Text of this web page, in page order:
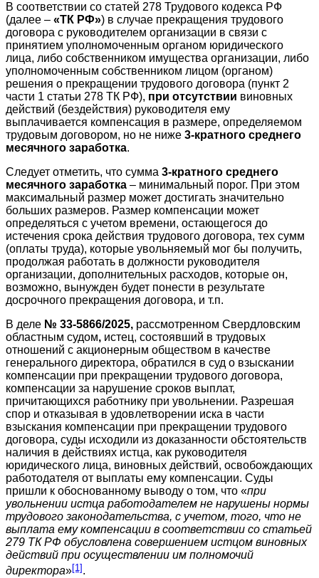
В соответствии со статей 278 Трудового кодекса РФ
(далее – «ТК РФ») в случае прекращения трудового
договора с руководителем организации в связи с
принятием уполномоченным органом юридического
лица, либо собственником имущества организации, либо
уполномоченным собственником лицом (органом)
решения о прекращении трудового договора (пункт 2
части 1 статьи 278 ТК РФ), при отсутствии виновных
действий (бездействия) руководителя ему
выплачивается компенсация в размере, определяемом
трудовым договором, но не ниже 3-кратного среднего
месячного заработка.
Следует отметить, что сумма 3-кратного среднего
месячного заработка – минимальный порог. При этом
максимальный размер может достигать значительно
больших размеров. Размер компенсации может
определяться с учетом времени, остающегося до
истечения срока действия трудового договора, тех сумм
(оплаты труда), которые увольняемый мог бы получить,
продолжая работать в должности руководителя
организации, дополнительных расходов, которые он,
возможно, вынужден будет понести в результате
досрочного прекращения договора, и т.п.
В деле № 33-5866/2025, рассмотренном Свердловским
областным судом, истец, состоявший в трудовых
отношений с акционерным обществом в качестве
генерального директора, обратился в суд о взыскании
компенсации при прекращении трудового договора,
компенсации за нарушение сроков выплат,
причитающихся работнику при увольнении. Разрешая
спор и отказывая в удовлетворении иска в части
взыскания компенсации при прекращении трудового
договора, суды исходили из доказанности обстоятельств
наличия в действиях истца, как руководителя
юридического лица, виновных действий, освобождающих
работодателя от выплаты ему компенсации. Суды
пришли к обоснованному выводу о том, что «при
увольнении истца работодателем не нарушены нормы
трудового законодательства, с учетом, того, что не
выплата ему компенсации в соответствии со статьей
279 ТК РФ обусловлена совершением истцом виновных
действий при осуществлении им полномочий
директора»[1].